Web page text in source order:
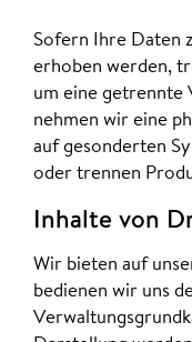
Sofern Ihre Daten
erhoben werden,
um eine getrennte
nehmen wir eine
auf gesonderten
oder trennen
Inhalte von
Wir bieten auf
bedienen wir uns